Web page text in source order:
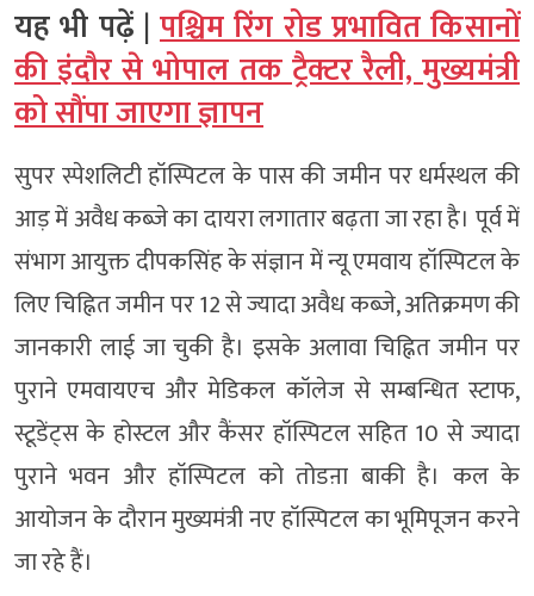
यह भी पढ़ें | पश्चिम रिंग रोड प्रभावित किसानों
की इंदौर से भोपाल तक ट्रैक्टर रैली, मुख्यमंत्री
को सौंपा जाएगा ज्ञापन
सुपर स्पेशलिटी हॉस्पिटल के पास की जमीन पर धर्मस्थल की
आड़ में अवैध कब्जे का दायरा लगातार बढ़ता जा रहा है। पूर्व में
संभाग आयुक्त दीपकसिंह के संज्ञान में न्यू एमवाय हॉस्पिटल के
लिए चिह्नित जमीन पर 12 से ज्यादा अवैध कब्जे, अतिक्रमण की
जानकारी लाई जा चुकी है। इसके अलावा चिह्नित जमीन पर
पुराने एमवायएच और मेडिकल कॉलेज से सम्बन्धित स्टाफ,
स्टूडेंट्स के होस्टल और कैंसर हॉस्पिटल सहित 10 से ज्यादा
पुराने भवन और हॉस्पिटल को तोडऩा बाकी है। कल के
आयोजन के दौरान मुख्यमंत्री नए हॉस्पिटल का भूमिपूजन करने
जा रहे हैं।